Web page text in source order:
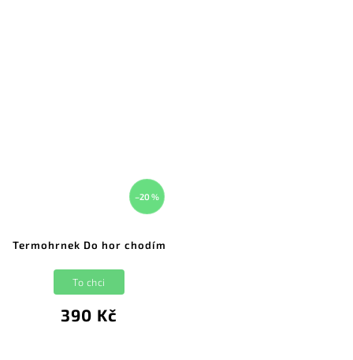
–20 %
Termohrnek Do hor chodím
390 Kč
To chci